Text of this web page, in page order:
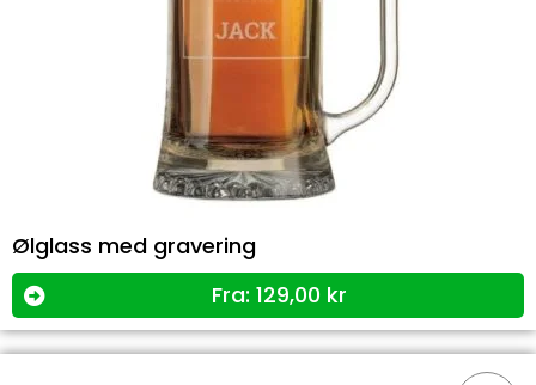
Ølglass med gravering
Fra: 129,00 kr